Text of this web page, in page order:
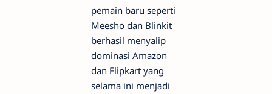
pemain baru seperti
Meesho dan Blinkit
berhasil menyalip
dominasi Amazon
dan Flipkart yang
selama ini menjadi